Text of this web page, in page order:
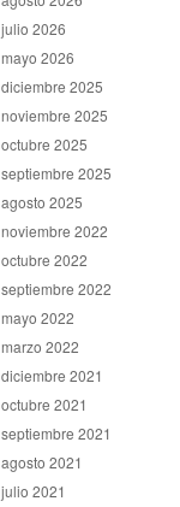
julio 2026
mayo 2026
diciembre 2025
noviembre 2025
octubre 2025
septiembre 2025
agosto 2025
noviembre 2022
octubre 2022
septiembre 2022
mayo 2022
marzo 2022
diciembre 2021
octubre 2021
septiembre 2021
agosto 2021
julio 2021